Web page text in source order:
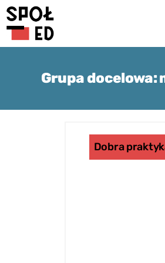
katalog
Grupa docelowa:
Dobra